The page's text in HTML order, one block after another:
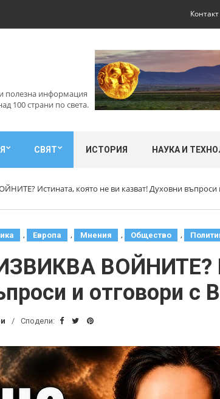
Контакт
полезна информация
100 страни по света.
СВЯТ ИСТОРИЯ НАУКА И
Истината, която не ви казват! Духовни въпроси
, Европа , Мнения , Общество ,
ВОЙНИТЕ?
и отговори с
Сподели: